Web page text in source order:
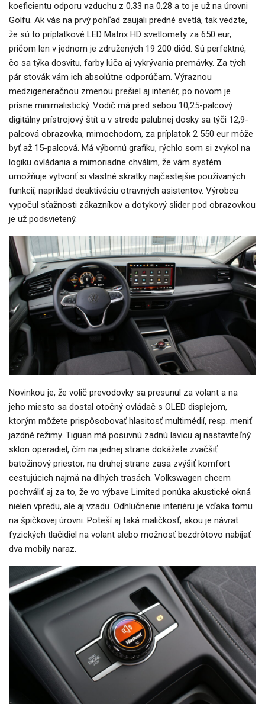
koeficientu odporu vzduchu z 0,33 na 0,28 a to je už na úrovni
Golfu. Ak vás na prvý pohľad zaujali predné svetlá, tak vedzte,
že sú to príplatkové LED Matrix HD svetlomety za 650 eur,
pričom len v jednom je združených 19 200 diód. Sú perfektné,
čo sa týka dosvitu, farby lúča aj vykrývania premávky. Za tých
pár stovák vám ich absolútne odporúčam. Výraznou
medzigeneračnou zmenou prešiel aj interiér, po novom je
prísne minimalistický. Vodič má pred sebou 10,25-palcový
digitálny prístrojový štít a v strede palubnej dosky sa týči 12,9-
palcová obrazovka, mimochodom, za príplatok 2 550 eur môže
byť až 15-palcová. Má výbornú grafiku, rýchlo som si zvykol na
logiku ovládania a mimoriadne chválim, že vám systém
umožňuje vytvoriť si vlastné skratky najčastejšie používaných
funkcií, napríklad deaktiváciu otravných asistentov. Výrobca
vypočul sťažnosti zákazníkov a dotykový slider pod obrazovkou
je už podsvietený.
Novinkou je, že volič prevodovky sa presunul za volant a na
jeho miesto sa dostal otočný ovládač s OLED displejom,
ktorým môžete prispôsobovať hlasitosť multimédií, resp. meniť
jazdné režimy. Tiguan má posuvnú zadnú lavicu aj nastaviteľný
sklon operadiel, čím na jednej strane dokážete zväčšiť
batožinový priestor, na druhej strane zasa zvýšiť komfort
cestujúcich najmä na dlhých trasách. Volkswagen chcem
pochváliť aj za to, že vo výbave Limited ponúka akustické okná
nielen vpredu, ale aj vzadu. Odhlučnenie interiéru je vďaka tomu
na špičkovej úrovni. Poteší aj taká maličkosť, akou je návrat
fyzických tlačidiel na volant alebo možnosť bezdrôtovo nabíjať
dva mobily naraz.